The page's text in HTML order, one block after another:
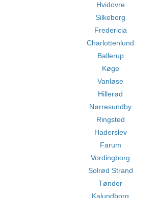
Hvidovre
Silkeborg
Fredericia
Charlottenlund
Ballerup
Køge
Vanløse
Hillerød
Nørresundby
Ringsted
Haderslev
Farum
Vordingborg
Solrød Strand
Tønder
Kalundborg